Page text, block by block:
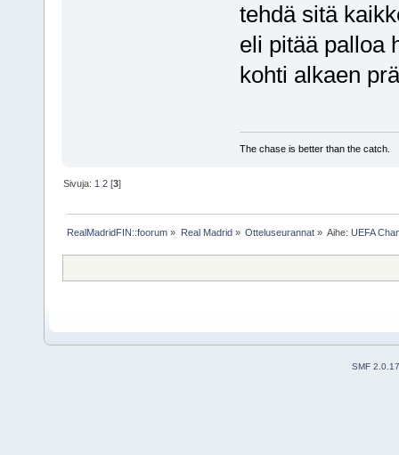
tehdä sitä
eli pitää palloa
kohti alkaen
The chase is better than the catch.
Sivuja: 1 2 [3]
RealMadridFIN::foorum » Real Madrid» Otteluseurannat» Aihe:UEFA
SMF 2.0.17